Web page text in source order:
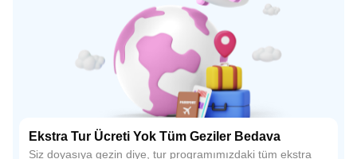
Ekstra Tur Ücreti Yok Tüm Geziler Bedava
Siz doyasıya gezin diye, tur programımızdaki tüm ekstra